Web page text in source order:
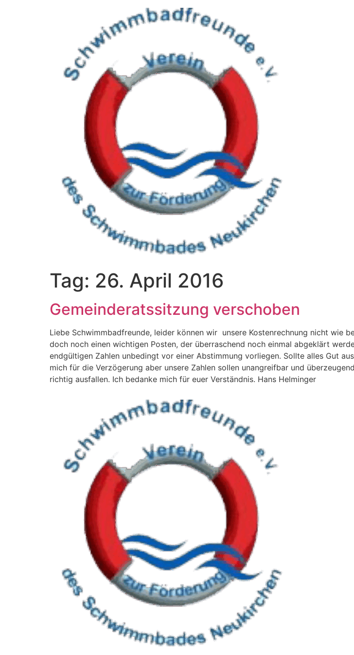
Tag: 26. April 2016
Gemeinderatssitzung verschoben
Liebe Schwimmbadfreunde, leider können wir unsere Kostenrechnung nicht wie
doch noch einen wichtigen Posten, der überraschend noch einmal abgeklärt
endgültigen Zahlen unbedingt vor einer Abstimmung vorliegen. Sollte alles Gut
mich für die Verzögerung aber unsere Zahlen sollen unangreifbar und
richtig ausfallen. Ich bedanke mich für euer Verständnis. Hans Helminger